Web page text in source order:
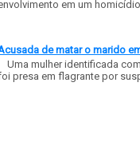
em um
de matar o marido
Uma mulher identificada
presa em flagrante por